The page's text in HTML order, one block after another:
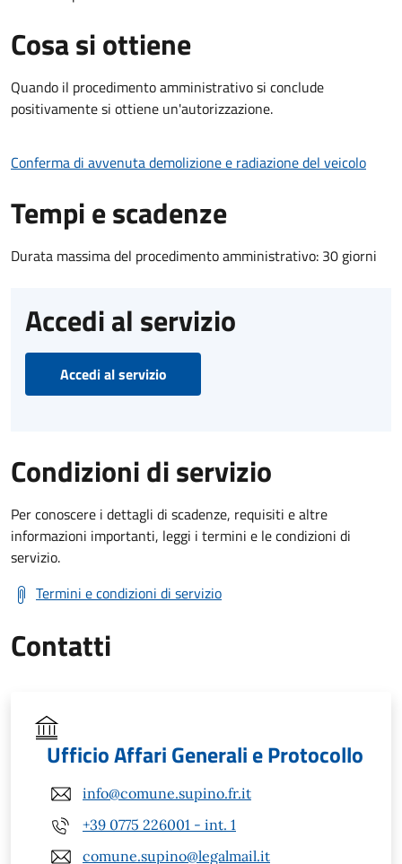
Cosa si ottiene
Quando il procedimento amministrativo si conclude
positivamente si ottiene un'autorizzazione.
Conferma di avvenuta demolizione e radiazione del veicolo
Tempi e scadenze
Durata massima del procedimento amministrativo: 30 giorni
Accedi al servizio
Accedi al servizio
Condizioni di servizio
Per conoscere i dettagli di scadenze, requisiti e altre
informazioni importanti, leggi i termini e le condizioni di
servizio.
Termini e condizioni di servizio
Contatti
Ufficio Affari Generali e Protocollo
info@comune.supino.fr.it
+39 0775 226001 - int. 1
comune.supino@legalmail.it